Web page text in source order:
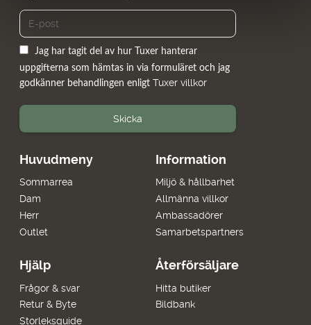
Huvudmeny
Sommarrea
Dam
Herr
Outlet
Information
Miljö & hållbarhet
Allmänna villkor
Ambassadörer
Samarbetspartners
Hjälp
Frågor & svar
Retur & Byte
Storleksguide
Återförsäljare
Hitta butiker
Bildbank
Jag har tagit del av hur Tuxer hanterar
uppgifterna som hämtas in via formuläret och jag
godkänner behandlingen enligt Tuxer villkor
Skicka